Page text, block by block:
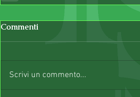
Commenti
Scrivi un commento...